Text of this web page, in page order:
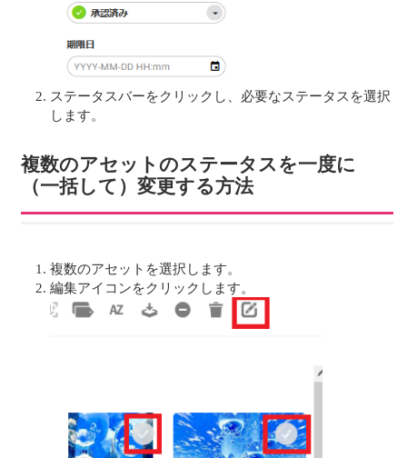
ステータスバーをクリックし、必要なステータスを選択
します。
複数のアセットのステータスを一度に
（一括して）変更する方法
複数のアセットを選択します。
編集アイコンをクリックします。